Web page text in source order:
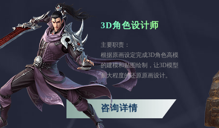
3D角色设计师
主要职责：
根据原画设定完成3D角色高模
的建模和贴图绘制，让3D模型
最大程度的还原原画设计。
咨询详情